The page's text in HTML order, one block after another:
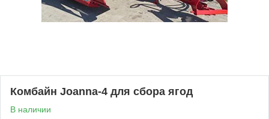
Комбайн Joanna-4 для сбора ягод
В наличии